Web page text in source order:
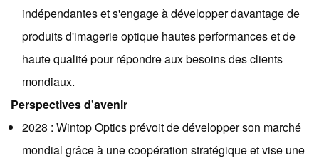
indépendantes et s'engage à développer davantage de
produits d'imagerie optique hautes performances et de
haute qualité pour répondre aux besoins des clients
mondiaux.
Perspectives d'avenir
2028 : Wintop Optics prévoit de développer son marché
mondial grâce à une coopération stratégique et vise une